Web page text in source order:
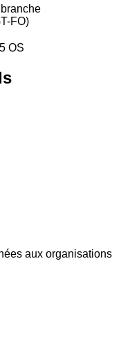
FO)
OS
aux organisations